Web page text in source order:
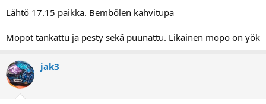
l
i
t
a
j
a
Lähtö 17.15 paikka. Bembölen kahvitupa
Mopot tankattu ja pesty sekä puunattu. Likainen mopo on yök
jak3